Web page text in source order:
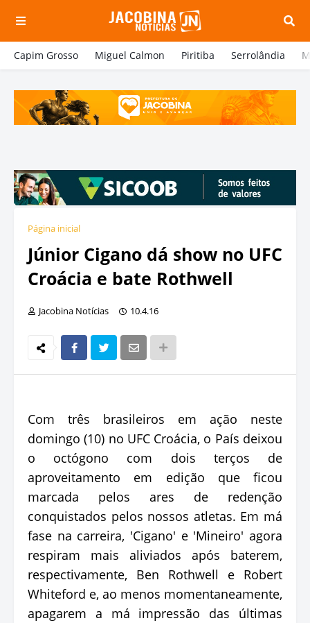
Capim Grosso Miguel Calmon Piritiba Serrolândia
Página inicial
Júnior Cigano dá show no UFC
Croácia e bate Rothwell
Jacobina Notícias 10.4.16
Com três brasileiros em ação neste
domingo (10) no UFC Croácia, o País deixou
o octógono com dois terços de
aproveitamento em edição que ficou
marcada pelos ares de redenção
conquistados pelos nossos atletas. Em má
fase na carreira, 'Cigano' e 'Mineiro' agora
respiram mais aliviados após baterem,
respectivamente, Ben Rothwell e Robert
Whiteford e, ao menos momentaneamente,
apagarem a má impressão das últimas